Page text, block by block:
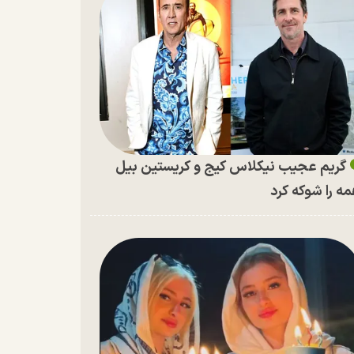
گریم عجیب نیکلاس کیج و کریستین بیل
را شوکه کرد